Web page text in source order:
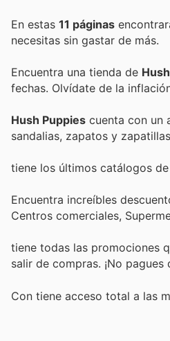
En estas 11 páginas
necesitas sin gastar de más.
Encuentra una tienda de
fechas. Olvídate de la
Hush Puppies cuenta con un
sandalias, zapatos y
tiene los últimos catálogos
Encuentra increíbles
Centros comerciales,
tiene todas las promociones
salir de compras. ¡No
Con tiene acceso total a las